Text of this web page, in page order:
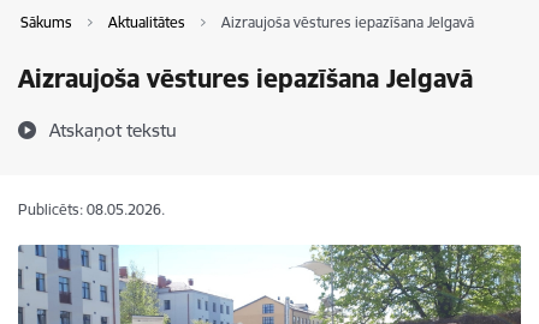
Sākums Aktualitātes Aizraujoša vēstures iepazīšana Jelgavā
Aizraujoša vēstures iepazīšana Jelgavā
Atskaņot tekstu
Publicēts: 08.05.2026.